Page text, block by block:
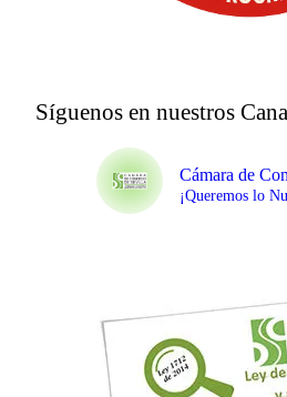
Síguenos en nuestros
Cámara de
¡Queremos lo